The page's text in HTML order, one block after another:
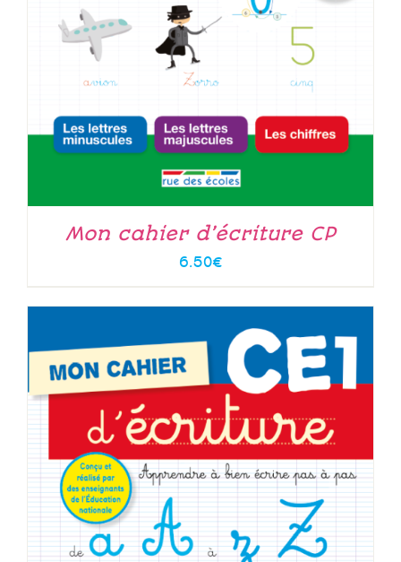
Mon cahier d’écriture CP
6.50€